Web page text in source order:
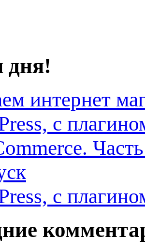
дня!
с